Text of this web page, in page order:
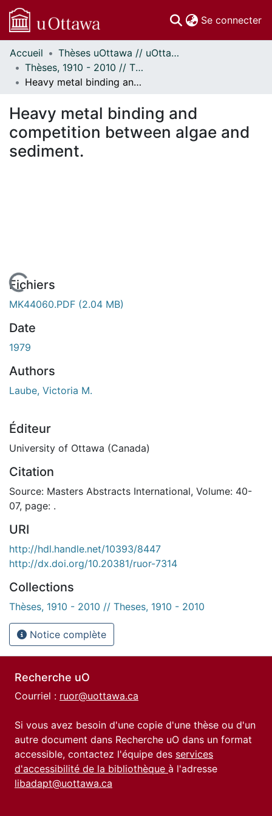
Se connecter
Communautés
et collections
Parcourir
À propos
Accueil
Thèses uOttawa // uOttawa Theses
Thèses, 1910 - 2010 // Theses, 1910 - 2010
Heavy metal binding and competition between algae and sediment.
Heavy metal binding and
competition between algae and
sediment.
En cours de chargement...
Fichiers
MK44060.PDF (2.04 MB)
Date
1979
Authors
Laube, Victoria M.
Éditeur
University of Ottawa (Canada)
Citation
Source: Masters Abstracts International, Volume: 40-
07, page: .
URI
http://hdl.handle.net/10393/8447
http://dx.doi.org/10.20381/ruor-7314
Collections
Thèses, 1910 - 2010 // Theses, 1910 - 2010
Notice complète
Recherche uO
Courriel : ruor@uottawa.ca
Si vous avez besoin d'une copie d'une thèse ou d'un
autre document dans Recherche uO dans un format
accessible, contactez l'équipe des services
d'accessibilité de la bibliothèque à l'adresse
libadapt@uottawa.ca